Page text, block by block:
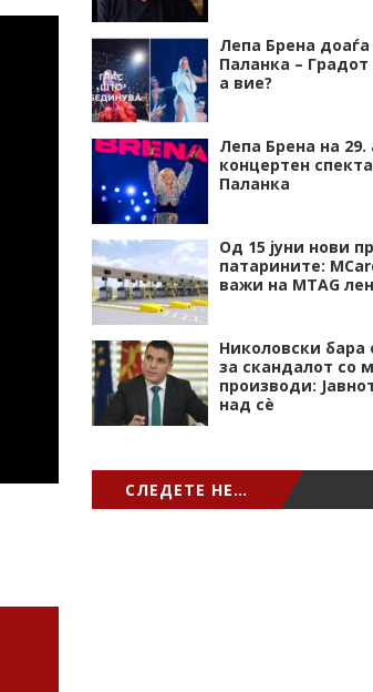
Лепа Брена
Паланка –
а вие?
Лепа Брена на 29.
концертен
Паланка
Од 15 јуни нови
патарините:
важи на MTAG
Николовски бара
за скандалот со
производи:
над сѐ
СЛЕДЕТЕ НЕ…